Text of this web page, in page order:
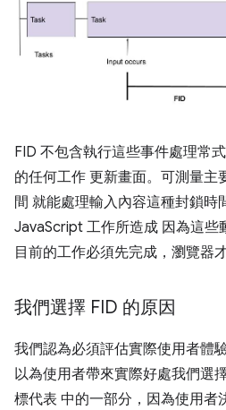
FID 不包含執行這些事件處理常
的任何工作 更新畫面。可測量主
間 就能處理輸入內容這種封鎖時
JavaScript 工作所造成 因為這些
目前的工作必須先完成，瀏覽器
我們選擇 FID 的原因
我們認為必須評估實際使用者體
以為使用者帶來實際好處我們選
標代表 中的一部分，因為使用者